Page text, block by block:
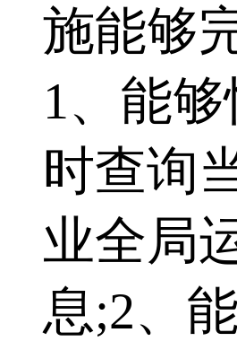
施能够
1、能够
时查询
业全局
息;2、